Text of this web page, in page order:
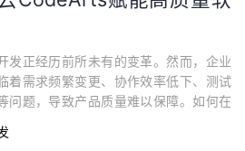
发正经历前所未有的变革。然而，企业
着需求频繁变更、协作效率低下、测试
问题，导致产品质量难以保障。如何在
动化、可度量的质量管理体系。华为云